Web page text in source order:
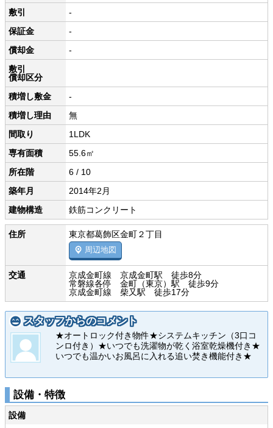
敷引
-
保証金
-
償却金
-
敷引
償却区分
積増し敷金
-
積増し理由
無
間取り
1LDK
専有面積
55.6㎡
所在階
6 / 10
築年月
2014年2月
建物構造
鉄筋コンクリート
住所 東京都葛飾区金町２丁目
周辺地図
交通
京成金町線 京成金町駅 徒歩8分
常磐線各停 金町（東京）駅 徒歩9分
京成金町線 柴又駅 徒歩17分
スタッフからのコメント
★オートロック付き物件★システムキッチン（3口コ
ンロ付き）★いつでも洗濯物が乾く浴室乾燥機付き★
いつでも温かいお風呂に入れる追い焚き機能付き★
設備・特徴
設備